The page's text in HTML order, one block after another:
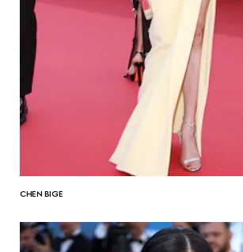
CHEN BIGE